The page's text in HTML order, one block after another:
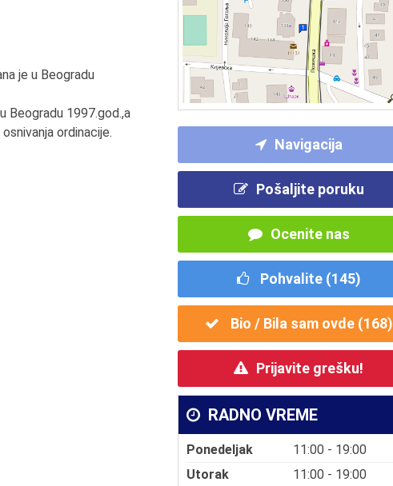
Navigacija
Pošaljite poruku
Ocenite nas
Pohvalite (145)
Bio / Bila sam ovde (168)
Prijavite grešku!
RADNO VREME
Ponedeljak
11:00 - 19:00
Utorak
11:00 - 19:00
je u Beogradu
Beogradu 1997.god.,a
ordinacije.